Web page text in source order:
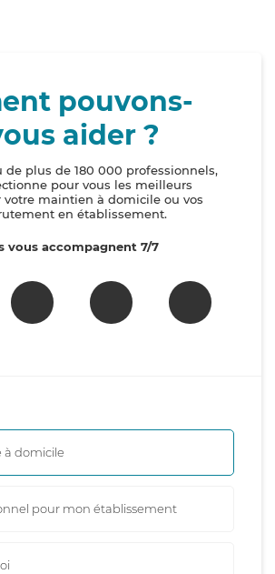
pouvons-
aider ?
de plus de 180 000 professionnels,
pour vous les meilleurs
maintien à domicile ou vos
en établissement.
vous accompagnent 7/7
à domicile
pour mon établissement